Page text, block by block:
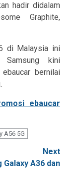
hadir didalam
Graphite,
di Malaysia ini
Samsung kini
bernilai
ebaucar
A56 5G
Next
Galaxy A36 dan